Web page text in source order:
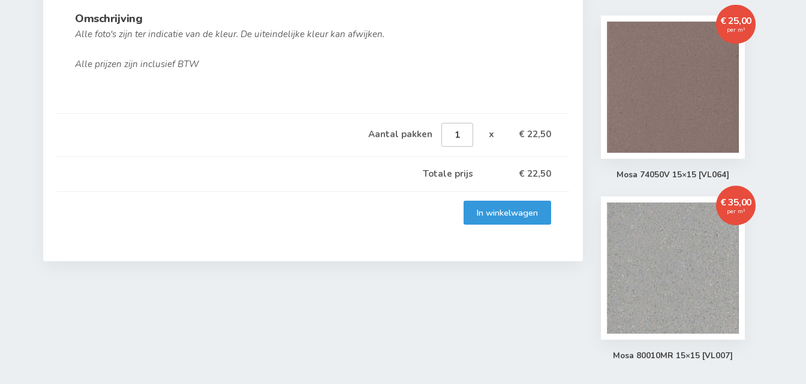
Omschrijving
Alle foto's zijn ter indicatie van de kleur. De uiteindelijke kleur kan afwijken.
Alle prijzen zijn inclusief BTW
Aantal pakken x € 22,50
Totale prijs € 22,50
In winkelwagen
Mosa 74050V 15×15 [VL064]
€ 25,00
per m²
Mosa 80010MR 15×15 [VL007]
€ 35,00
per m²